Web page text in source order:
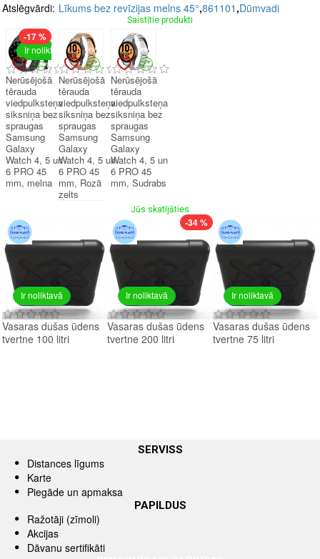
Atslēgvārdi: Līkums bez revīzijas melns 45°,861101,Dūmvadi
Saistītie produkti
Ir noliktavā
-17 %
Nerūsējošā
tērauda
viedpulksteņa
siksniņa bez
spraugas
Samsung
Galaxy
Watch 4, 5 un
6 PRO 45
mm, melna
Nerūsējošā
tērauda
viedpulksteņa
siksniņa bez
spraugas
Samsung
Galaxy
Watch 4, 5 un
6 PRO 45
mm, Rozā
zelts
Nerūsējošā
tērauda
viedpulksteņa
siksniņa bez
spraugas
Samsung
Galaxy
Watch 4, 5 un
6 PRO 45
mm, Sudrabs
Jūs skatījāties
Ir noliktavā
Vasaras dušas ūdens
tvertne 100 litri
Ir noliktavā
-34 %
Vasaras dušas ūdens
tvertne 200 litri
Ir noliktavā
Vasaras dušas ūdens
tvertne 75 litri
SERVISS
Distances līgums
Karte
Piegāde un apmaksa
PAPILDUS
Ražotāji (zīmoli)
Akcijas
Dāvanu sertifikāti